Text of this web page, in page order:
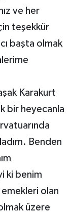
ve her
teşekkür
başta olmak
Karakurt
bir heyecanla
Benden
ki benim
olan
üzere